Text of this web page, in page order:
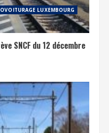
LUXEMBOURG
SNCF du 12 décembre